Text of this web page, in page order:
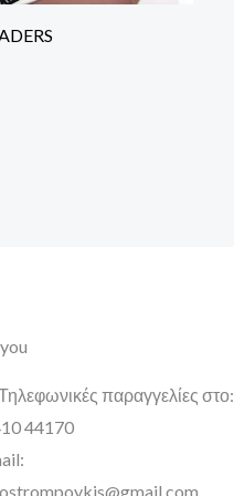
παραγγελίες στο:
44170